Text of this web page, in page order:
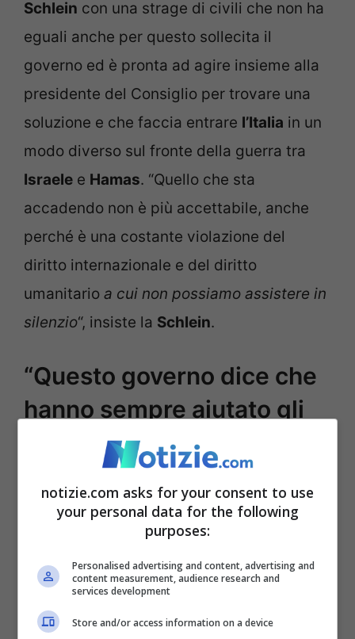
Schlein con una strage di civili che non ha
eguali anche per questo sollecita il
governo ed è pronta ad agire insieme alla
presidente del Consiglio per trovare una
soluzione e che faccia entrare l’Italia in un
modo diverso sul fronte della guerra tra
Israele e Hamas. “Quello che sta
accadendo non è più accettabile, anche
perché è una costante violazione del
diritto internazionale e del diritto
umanitario a cui non possiamo assistere in
silenzio“, insiste la Schlein.
“Questo governo dice che
hanno sempre aiutato gli
agricoltori, ma non è vero”
notizie.com asks for your consent to use
your personal data for the following
purposes:
Personalised advertising and content, advertising and
content measurement, audience research and
services development
Store and/or access information on a device